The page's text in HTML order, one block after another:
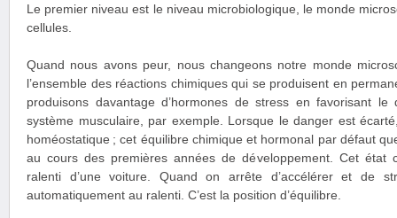
Le premier niveau est le niveau microbiologique, le monde
cellules.
Quand nous avons peur, nous changeons notre monde
l’ensemble des réactions chimiques qui se produisent en
produisons davantage d’hormones de stress en favorisant le
système musculaire, par exemple. Lorsque le danger est
homéostatique ; cet équilibre chimique et hormonal par défaut
au cours des premières années de développement. Cet état
ralenti d’une voiture. Quand on arrête d’accélérer et de
automatiquement au ralenti. C’est la position d’équilibre.